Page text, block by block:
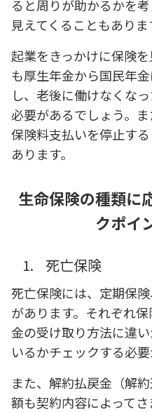
ると周りが助かるかを
見えてくることもありま
起業をきっかけに保険
も厚生年金から国民年
し、老後に働けなくな
必要があるでしょう。
保険料支払いを停止す
あります。
生命保険の種類に
クポイ
1. 死亡保険
死亡保険には、定期保
があります。それぞれ
金の受け取り方法に違
いるかチェックする必要
また、解約払戻金（解
額も契約内容によって